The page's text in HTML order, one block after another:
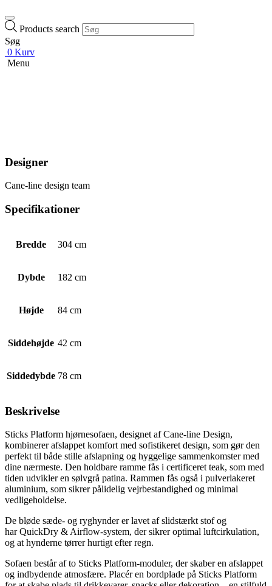
Products search
Søg
0 Kurv
Menu
Designer
Cane-line design team
Specifikationer
Bredde 304 cm
Dybde 182 cm
Højde 84 cm
Siddehøjde 42 cm
Siddedybde 78 cm
Beskrivelse
Sticks Platform hjørnesofaen, designet af Cane-line Design,
kombinerer afslappet komfort med sofistikeret design, som gør den
perfekt til både stille afslapning og hyggelige sammenkomster med
dine nærmeste. Den holdbare ramme fås i certificeret teak, som med
tiden udvikler en sølvgrå patina. Rammen fås også i pulverlakeret
aluminium, som sikrer pålidelig vejrbestandighed og minimal
vedligeholdelse.
De bløde sæde- og ryghynder er lavet af slidstærkt stof og
har QuickDry & Airflow-system, der sikrer optimal luftcirkulation,
og at hynderne tørrer hurtigt efter regn.
Sofaen består af to Sticks Platform-moduler, der skaber en afslappet
og indbydende atmosfære. Placér en bordplade på Sticks Platform